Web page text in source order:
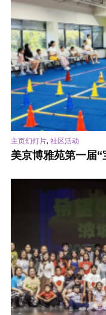
主页幻灯片, 社区活动
美京博雅苑第一届